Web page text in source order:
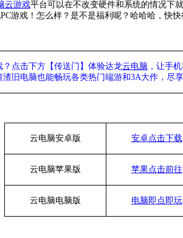
云游戏平台可以在不改变硬件和系统的情况下
游戏！怎么样？是不是福利呢？哈哈哈，快
点击下方【传送门】 体验达龙云电脑 ，让手
渣旧电脑也能畅玩各类热门端游和3A大作， 尽享
云电脑安卓版 安卓点击下载
云电脑苹果版 苹果点击前往
云电脑电脑版 电脑即点即玩